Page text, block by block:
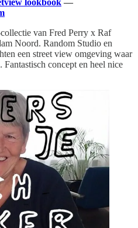
lookbook —
van Fred Perry x Raf
Noord. Random Studio en
een street view omgeving waar
concept en heel nice